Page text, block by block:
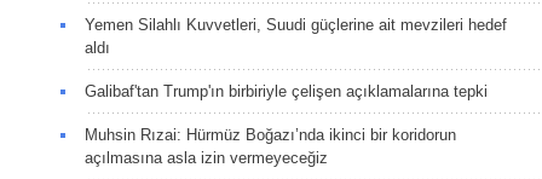
Yemen Silahlı Kuvvetleri, Suudi güçlerine ait mevzileri hedef
aldı
Galibaf'tan Trump'ın birbiriyle çelişen açıklamalarına tepki
Muhsin Rızai: Hürmüz Boğazı’nda ikinci bir koridorun
açılmasına asla izin vermeyeceğiz